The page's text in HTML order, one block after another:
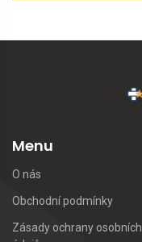
Menu
O nás
Obchodní podmínky
Zásady ochrany osobních